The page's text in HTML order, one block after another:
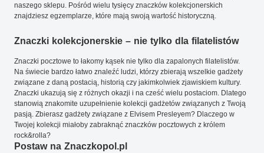
naszego sklepu. Pośród wielu tysięcy znaczków kolekcjonerskich
znajdziesz egzemplarze, które mają swoją wartość historyczną.
Znaczki kolekcjonerskie – nie tylko dla filatelistów
Znaczki pocztowe to łakomy kąsek nie tylko dla zapalonych filatelistów.
Na świecie bardzo łatwo znaleźć ludzi, którzy zbierają wszelkie gadżety
związane z daną postacią, historią czy jakimkolwiek zjawiskiem kultury.
Znaczki ukazują się z różnych okazji i na cześć wielu postaciom. Dlatego
stanowią znakomite uzupełnienie kolekcji gadżetów związanych z Twoją
pasją. Zbierasz gadżety związane z Elvisem Presleyem? Dlaczego w
Twojej kolekcji miałoby zabraknąć znaczków pocztowych z królem
rock&rolla?
Postaw na Znaczkopol.pl